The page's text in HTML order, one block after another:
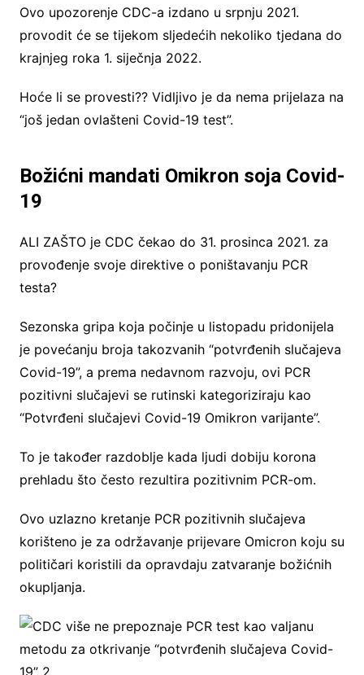
Ovo upozorenje CDC-a izdano u srpnju 2021.
provodit će se tijekom sljedećih nekoliko tjedana do
krajnjeg roka 1. siječnja 2022.
Hoće li se provesti?? Vidljivo je da nema prijelaza na
“još jedan ovlašteni Covid-19 test”.
Božićni mandati Omikron soja Covid-
19
ALI ZAŠTO je CDC čekao do 31. prosinca 2021. za
provođenje svoje direktive o poništavanju PCR
testa?
Sezonska gripa koja počinje u listopadu pridonijela
je povećanju broja takozvanih “potvrđenih slučajeva
Covid-19”, a prema nedavnom razvoju, ovi PCR
pozitivni slučajevi se rutinski kategoriziraju kao
“Potvrđeni slučajevi Covid-19 Omikron varijante”.
To je također razdoblje kada ljudi dobiju korona
prehladu što često rezultira pozitivnim PCR-om.
Ovo uzlazno kretanje PCR pozitivnih slučajeva
korišteno je za održavanje prijevare Omicron koju su
političari koristili da opravdaju zatvaranje božićnih
okupljanja.